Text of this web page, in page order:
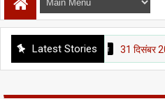
Latest Stories
पचांग पुराण 31 दिसंबर 2028 तक भव्य